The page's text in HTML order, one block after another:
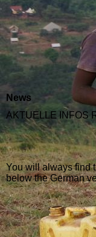
News
AKTUELLE INFOS
You will always find
below the German